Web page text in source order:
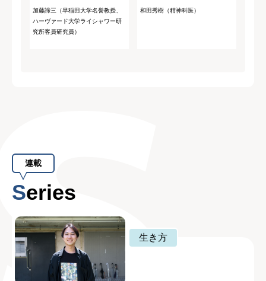
加藤諦三（早稲田大学名誉教授、
ハーヴァード大学ライシャワー研
究所客員研究員）
和田秀樹（精神科医）
連載
Series
生き方